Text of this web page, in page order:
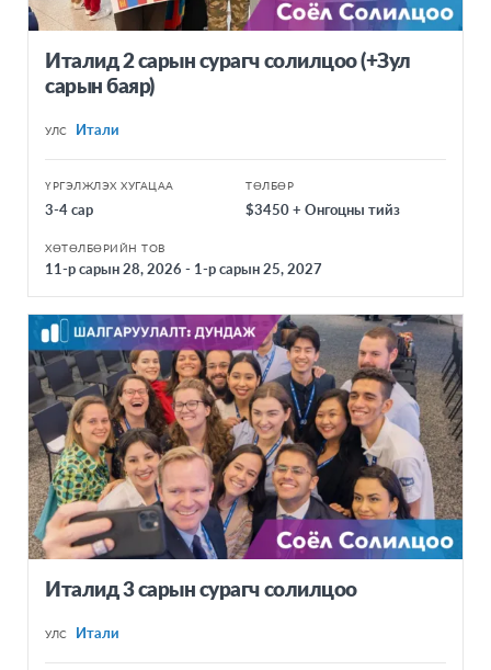
АФРИК
Гана
Кэни
Тунис
БУСАД
Монгол
Онлайн
Италид 2 сарын сурагч солилцоо (+Зул
сарын баяр)
УЛС Итали
ҮРГЭЛЖЛЭХ ХУГАЦАА
3-4 сар
ТӨЛБӨР
$3450 + Онгоцны тийз
ХӨТӨЛБӨРИЙН ТОВ
11-р сарын 28, 2026 - 1-р сарын 25, 2027
Италид 3 сарын сурагч солилцоо
УЛС Итали